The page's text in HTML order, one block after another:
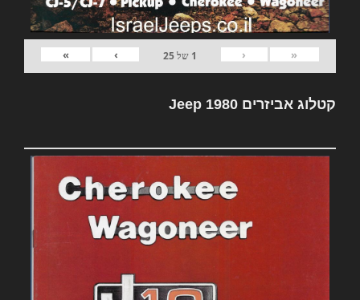
«
‹
1 של25
›
»
קטלוג אביזרים Jeep 1980